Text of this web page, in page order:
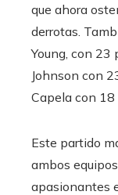
que ahora
derrotas.
Young, con 23
Johnson con
Capela con 18
Este partido
ambos
apasionantes